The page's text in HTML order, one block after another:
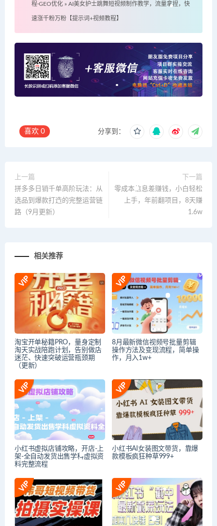
程·GEO优化 » AI美女护士跳舞短视频制作教学，流量拿捏，快
速涨千粉万粉【提示词+视频教程】
喜欢 0 分享到：
上一篇
拼多多日销千单高阶玩法：从
选品到爆款打造的完整运营链
路（9月更新）
下一篇
零成本信息差赚钱，小白轻松
上手，年前翻项目，8天赚
1.6w
相关推荐
淘宝开单秘籍PRO，量身定制
淘天实战陪跑计划，告别做店
迷茫、快速突破运营瓶颈期
（更新）
8月最新微信视频号批量剪辑
操作方法及变现流程，简单操
作，月入1w+
小红书虚拟店铺攻略，开店-上
架-全自动发货出售学科虚拟资
料完整流程
小红书AI女装图文带货，靠爆
款模板疯狂种草999+